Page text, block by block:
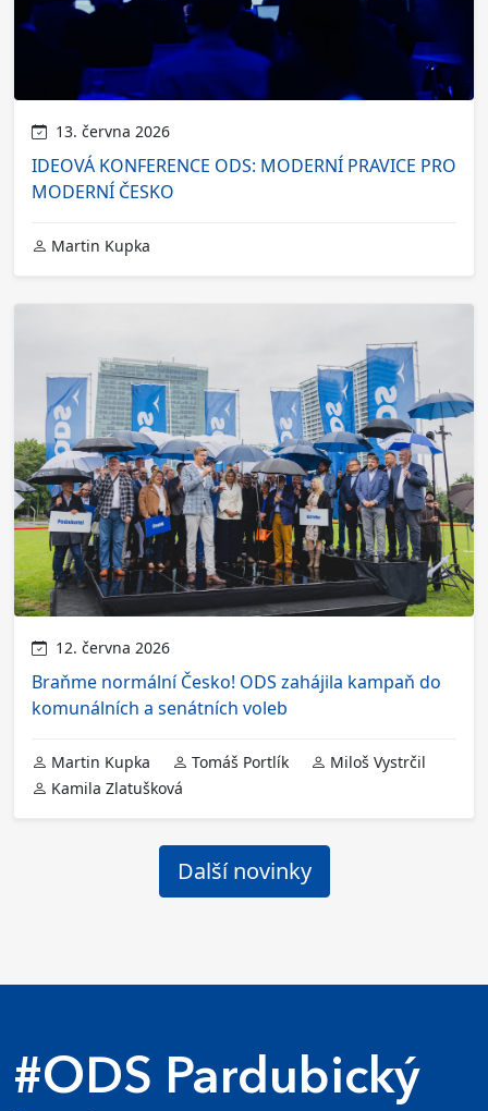
13. června 2026
IDEOVÁ KONFERENCE ODS: MODERNÍ PRAVICE PRO
MODERNÍ ČESKO
Martin Kupka
12. června 2026
Braňme normální Česko! ODS zahájila kampaň do
komunálních a senátních voleb
Martin Kupka Tomáš Portlík
Miloš Vystrčil
Kamila Zlatušková
Další novinky
#ODS Pardubický